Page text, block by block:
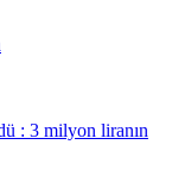
: 3 milyon liranın